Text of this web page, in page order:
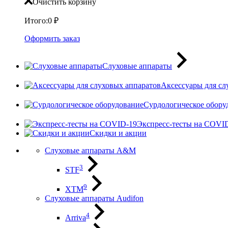
Очистить корзину
Итого:0 ₽
Оформить заказ
Слуховые аппараты
Аксессуары для
Сурдологическое
Экспресс-тесты на
Скидки и акции
Слуховые аппараты A&M
STF3
XTM9
Слуховые аппараты Audifon
Arriva4